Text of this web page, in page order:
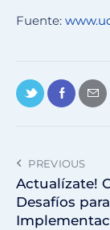
Fuente:
PREVIOUS
Actualízate!
Desafíos